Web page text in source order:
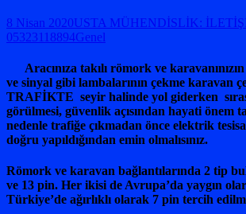
8 Nisan 2020USTA MÜHENDİSLİK:
05323118894Genel
Aracınıza takılı römork ve
ve sinyal gibi lambalarının çekme karavan
TRAFİKTE seyir halinde yol giderken
görülmesi, güvenlik açısından hayati önem
nedenle trafiğe çıkmadan önce elektrik
doğru yapıldığından emin olmalısınız.
Römork ve karavan bağlantılarında 2 tip
ve 13 pin. Her ikisi de Avrupa’da yaygın
Türkiye’de ağırlıklı olarak 7 pin tercih